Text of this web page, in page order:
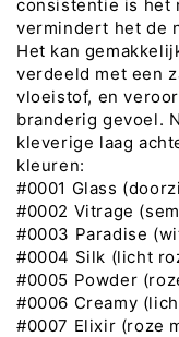
consistentie is het
vermindert het de
Het kan
verdeeld met een
vloeistof, en
branderig gevoel.
kleverige laag
kleuren:
#0001 Glass
#0002 Vitrage
#0003 Paradise
#0004 Silk (licht
#0005 Powder
#0006 Creamy
#0007 Elixir (roze